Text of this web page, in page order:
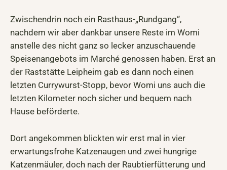
Zwischendrin noch ein Rasthaus-„Rundgang“,
nachdem wir aber dankbar unsere Reste im Womi
anstelle des nicht ganz so lecker anzuschauende
Speisenangebots im Marché genossen haben. Erst an
der Raststätte Leipheim gab es dann noch einen
letzten Currywurst-Stopp, bevor Womi uns auch die
letzten Kilometer noch sicher und bequem nach
Hause beförderte.
Dort angekommen blickten wir erst mal in vier
erwartungsfrohe Katzenaugen und zwei hungrige
Katzenmäuler, doch nach der Raubtierfütterung und